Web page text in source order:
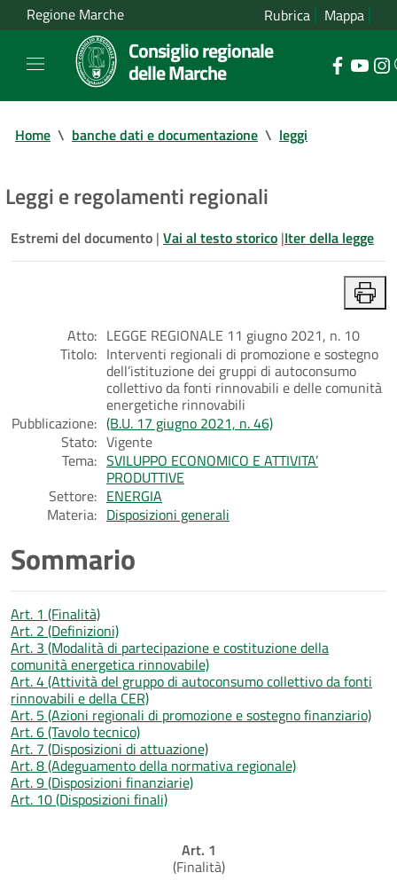
Regione Marche Rubrica Mappa
Consiglio regionale
delle Marche
Home \ banche dati e documentazione \ leggi
Leggi e regolamenti regionali
Estremi del documento | Vai al testo storico |Iter della legge
Atto: LEGGE REGIONALE 11 giugno 2021, n. 10
Titolo: Interventi regionali di promozione e sostegno
dell’istituzione dei gruppi di autoconsumo
collettivo da fonti rinnovabili e delle comunità
energetiche rinnovabili
Pubblicazione: (B.U. 17 giugno 2021, n. 46)
Stato: Vigente
Tema: SVILUPPO ECONOMICO E ATTIVITA’
PRODUTTIVE
Settore: ENERGIA
Materia: Disposizioni generali
Sommario
Art. 1 (Finalità)
Art. 2 (Definizioni)
Art. 3 (Modalità di partecipazione e costituzione della
comunità energetica rinnovabile)
Art. 4 (Attività del gruppo di autoconsumo collettivo da fonti
rinnovabili e della CER)
Art. 5 (Azioni regionali di promozione e sostegno finanziario)
Art. 6 (Tavolo tecnico)
Art. 7 (Disposizioni di attuazione)
Art. 8 (Adeguamento della normativa regionale)
Art. 9 (Disposizioni finanziarie)
Art. 10 (Disposizioni finali)
Art. 1
(Finalità)